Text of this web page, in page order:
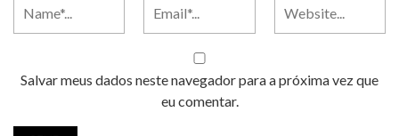
Salvar meus dados neste navegador para a próxima vez que
eu comentar.